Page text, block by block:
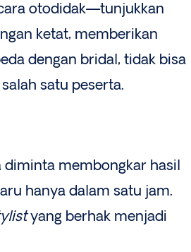
otodidak—tunjukkan
ketat, memberikan
dengan bridal, tidak bisa
satu peserta.
diminta membongkar hasil
hanya dalam satu jam.
yang berhak menjadi